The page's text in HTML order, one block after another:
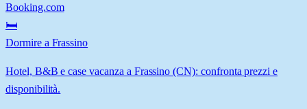
Booking.com
🛏️
Dormire a Frassino
Hotel, B&B e case vacanza a Frassino (CN): confronta prezzi e
disponibilità.